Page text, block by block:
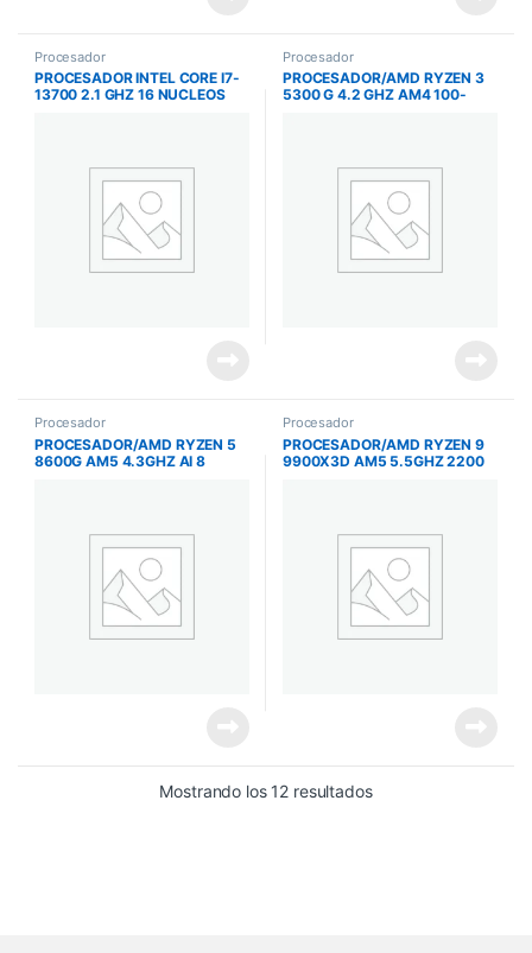
Procesador
PROCESADOR INTEL CORE I7-
13700 2.1 GHZ 16 NUCLEOS
Procesador
PROCESADOR/AMD RYZEN 3
5300 G 4.2 GHZ AM4 100-
Procesador
PROCESADOR/AMD RYZEN 5
8600G AM5 4.3GHZ AI 8
Procesador
PROCESADOR/AMD RYZEN 9
9900X3D AM5 5.5GHZ 2200
Mostrando los 12 resultados